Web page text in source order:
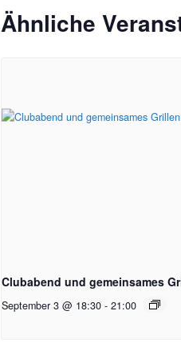
Ähnliche
Clubabend und gemeinsames
September 3 @ 18:30 - 21:00